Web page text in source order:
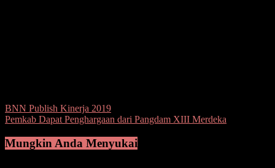
Navigasi
pos
BNN Publish Kinerja 2019
Pemkab Dapat Penghargaan dari Pangdam XIII Merdeka
Mungkin Anda Menyukai